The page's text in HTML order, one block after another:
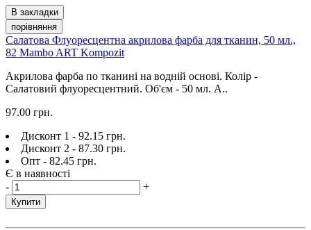
В закладки
порівняння
Салатова Флуоресцентна акрилова фарба для тканин, 50 мл.,
82 Mambo ART Kompozit
Акрилова фарба по тканині на водній основі. Колір -
Салатовий флуоресцентний. Об'єм - 50 мл. А..
97.00 грн.
Дисконт 1 - 92.15 грн.
Дисконт 2 - 87.30 грн.
Опт - 82.45 грн.
Є в наявності
-
+
Купити